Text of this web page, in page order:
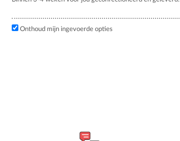
Onthoud mijn ingevoerde opties